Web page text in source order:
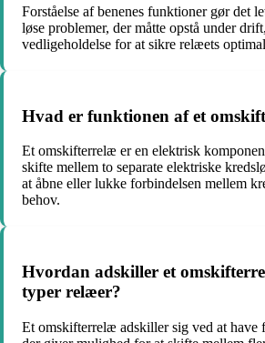
Forståelse af benenes funktioner gør det
løse problemer, der måtte opstå under
vedligeholdelse for at sikre relæets
Hvad er funktionen af et
Et omskifterrelæ er en elektrisk
skifte mellem to separate elektriske
at åbne eller lukke forbindelsen mellem
behov.
Hvordan adskiller et
typer relæer?
Et omskifterrelæ adskiller sig ved at have